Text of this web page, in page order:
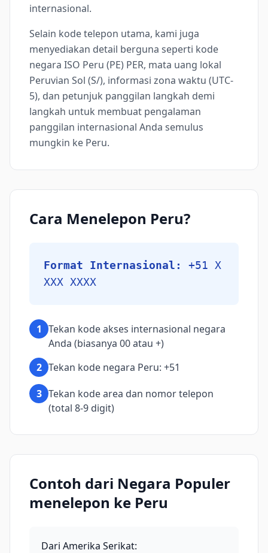
internasional.
Selain kode telepon utama, kami juga
menyediakan detail berguna seperti kode
negara ISO Peru (PE) PER, mata uang lokal
Peruvian Sol (S/), informasi zona waktu (UTC-
5), dan petunjuk panggilan langkah demi
langkah untuk membuat pengalaman
panggilan internasional Anda semulus
mungkin ke Peru.
Cara Menelepon Peru?
Format Internasional:
+51 X
XXX XXXX
1 Tekan kode akses internasional negara
Anda (biasanya 00 atau +)
2 Tekan kode negara Peru: +51
3 Tekan kode area dan nomor telepon
(total 8-9 digit)
Contoh dari Negara Populer
menelepon ke Peru
Dari Amerika Serikat: